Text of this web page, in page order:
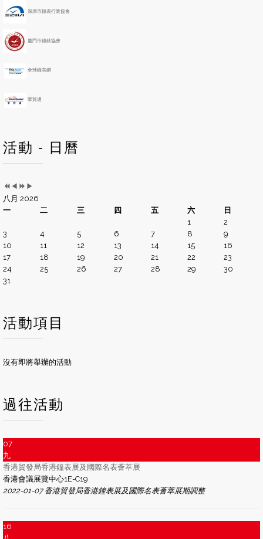
深圳市鐘表行業協會
廈門市鐘錶協會
全球鐘表網
華貿通
活動 - 日曆
a
o
n
h
八月 2026
一
二 三 四 五 六
日
1
2
3
4 5 6 7 8
9
10
11 12 13 14 15
16
17
18 19 20 21 22
23
24
25 26 27 28 29
30
31
活動項目
沒有即將舉辦的活動
過往活動
07
九
香港貿發局香港鐘表展及國際名表薈萃展
香港會議展覽中心1E-C19
2022-01-07 香港貿發局香港鐘表展及國際名表薈萃展期調整
16